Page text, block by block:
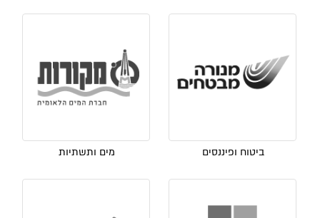
ביטוח ופיננסים מים ותשתיות